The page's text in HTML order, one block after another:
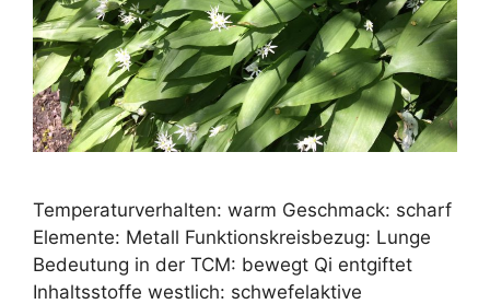
Temperaturverhalten: warm Geschmack: scharf
Elemente: Metall Funktionskreisbezug: Lunge
Bedeutung in der TCM: bewegt Qi entgiftet
Inhaltsstoffe westlich: schwefelaktive